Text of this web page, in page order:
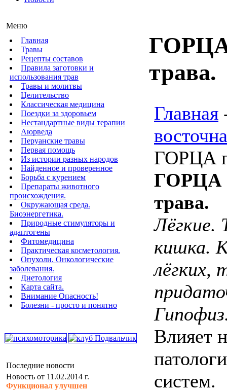
Меню
Главная
Травы
Рецепты составов
Правила заготовки и
использования трав
Травы и молитвы
Целительство
Классическая медицина
Поездки за здоровьем
Нестандартные виды терапии
Аюрведа
Перуанские травы
Первая помощь
Из истории разных народов
Найденное и проверенное
Борьба с курением
Препараты животного
происхождения.
Окружающая среда.
Биоэнергетика.
Природные стимуляторы и
адаптогены
Фитомедицина
Практическая косметология.
Опухоли. Онкологические
заболевания.
Диетология
Карта сайта.
Внимание Опасность!
Болезни - просто и понятно
Последние новости
Новость от 11.02.2014 г.
Функционал улучшен
ГОРЦА
трава.
Главная
ГОРЦА
ГОРЦА
трава.
Лёгкие.
кишка.
лёгких,
Влияет
систем.